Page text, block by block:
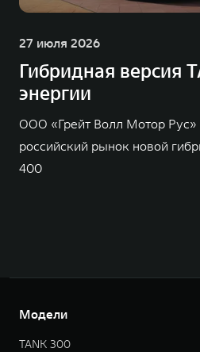
27 июля 2026
Гибридная версия
энергии
ООО «Грейт Волл Мотор Рус»
российский рынок новой
400
Модели
TANK 300